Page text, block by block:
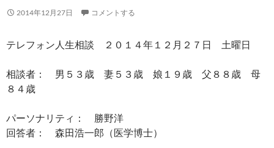
2014年12月27日 コメントする
テレフォン人生相談 ２０１４年１２月２７日 土曜日
相談者： 男５３歳 妻５３歳 娘１９歳 父８８歳 母
８４歳
パーソナリティ： 勝野洋
回答者： 森田浩一郎（医学博士）